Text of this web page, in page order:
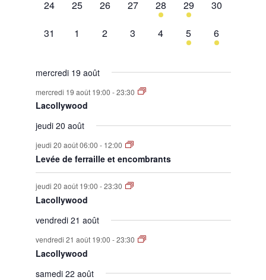
0
24
0
25
0
26
0
évènement,
27
1
évènement,
28
1
évènement,
29
0
30
0
31
0
1
0
2
0
3
0
évènement,
4
1
évènement,
5
1
évènement,
6
mercredi 19 août
mercredi 19 août 19:00 -23:30
Lacollywood
jeudi 20 août
jeudi 20 août 06:00 - 12:00
Levée de ferraille et encombrants
jeudi 20 août 19:00 -23:30
Lacollywood
vendredi 21 août
vendredi 21 août 19:00 -23:30
Lacollywood
samedi 22 août